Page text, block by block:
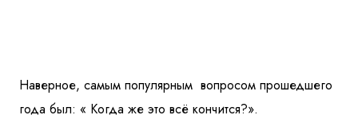
Контакты
Наверное, самым популярным вопросом прошедшего
года был: « Когда же это всё кончится?».